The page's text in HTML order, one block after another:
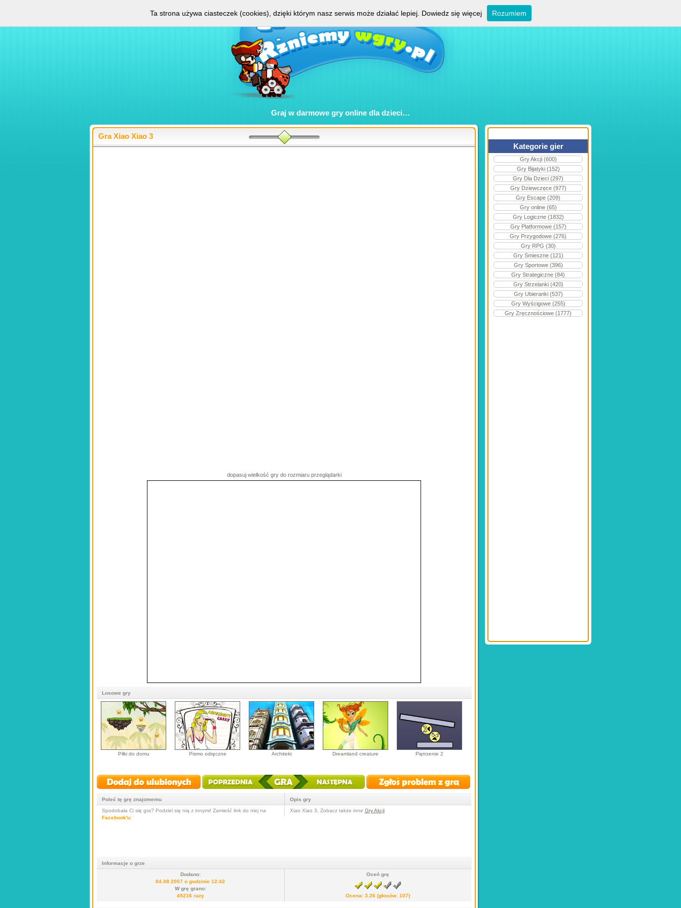
Graj w darmowe gry online dla dzieci…
Gra Xiao Xiao 3
dopasuj wielkość gry do rozmiaru przeglądarki
Losowe gry
Piłki do domu Pismo odręczne Architekt Dreamland creature Piętrzenie 2
Poleć tę grę znajomemu
Spodobała Ci się gra? Podziel się nią z innymi! Zamieść link do niej na
Facebook'u:
Opis gry
Xiao Xiao 3. Zobacz także inne Gry Akcji
Informacje o grze
Dodano:
04.08.2007 o godzinie 12:42
W grę grano:
49216 razy
Oceń grę
Ocena: 3.26 (głosów: 107)
Kategorie gier
Gry Akcji (600)
Gry Bijatyki (152)
Gry Dla Dzieci (297)
Gry Dziewczęce (977)
Gry Escape (209)
Gry online (65)
Gry Logiczne (1832)
Gry Platformowe (157)
Gry Przygodowe (276)
Gry RPG (30)
Gry Śmieszne (121)
Gry Sportowe (396)
Gry Strategiczne (84)
Gry Strzelanki (420)
Gry Ubieranki (537)
Gry Wyścigowe (255)
Gry Zręcznościowe (1777)
Ta strona używa ciasteczek (cookies), dzięki którym nasz serwis może działać lepiej. Dowiedz się więcej Rozumiem